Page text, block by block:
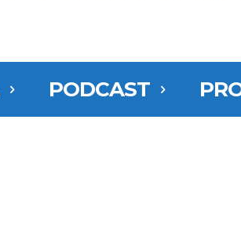
PODCAST